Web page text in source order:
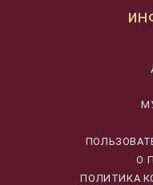
О
ПОЛИТИКА